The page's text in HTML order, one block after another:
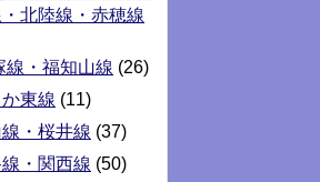
北陸線・赤穂線
線・福知山線 (26)
東線 (11)
・桜井線 (37)
・関西線 (50)